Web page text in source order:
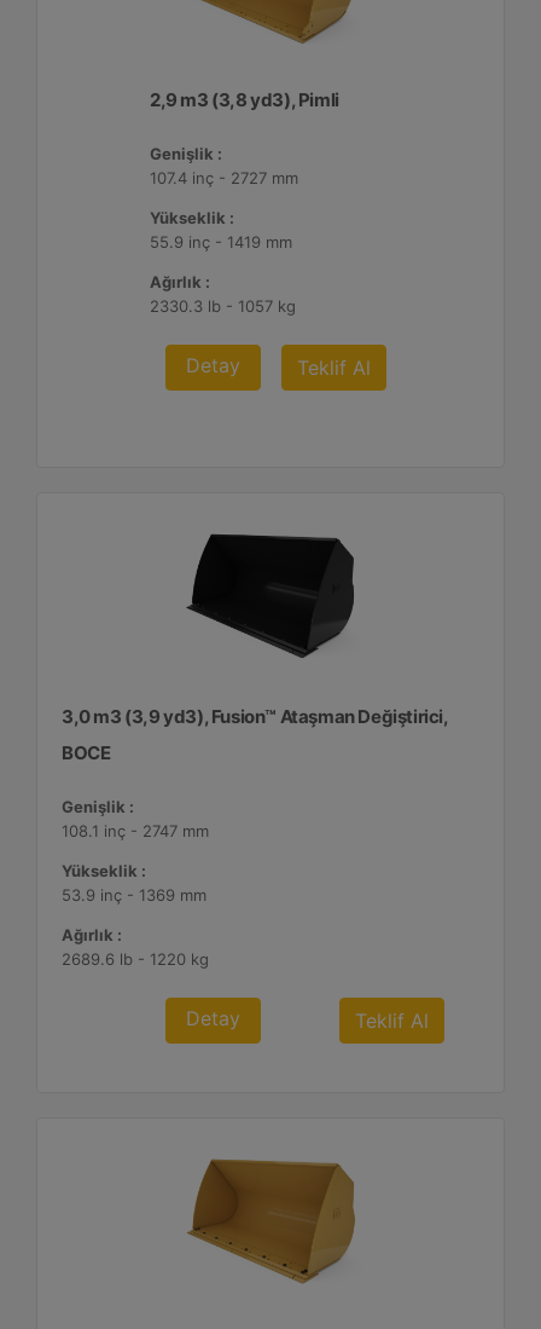
2,9 m3 (3,8 yd3), Pimli
Genişlik :
107.4 inç - 2727 mm
Yükseklik :
55.9 inç - 1419 mm
Ağırlık :
2330.3 lb - 1057 kg
Detay Teklif Al
3,0 m3 (3,9 yd3), Fusion™ Ataşman Değiştirici,
BOCE
Genişlik :
108.1 inç - 2747 mm
Yükseklik :
53.9 inç - 1369 mm
Ağırlık :
2689.6 lb - 1220 kg
Detay Teklif Al